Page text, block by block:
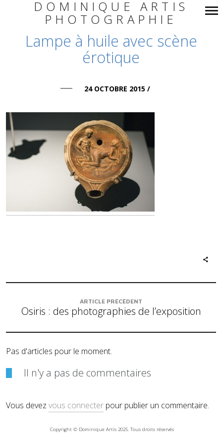
Navigation
principale
DOMINIQUE ARTIS
PHOTOGRAPHIE
Lampe à huile avec scène
érotique
24 OCTOBRE 2015/
ARTICLE PRÉCÉDENT
Osiris : des photographies de l’exposition
Pas d'articles pour le moment.
Il n'y a pas de commentaires
Vous devez vous connecter pour publier un commentaire.
Copyright © Dominique Artis 2025. Tous droits réservés